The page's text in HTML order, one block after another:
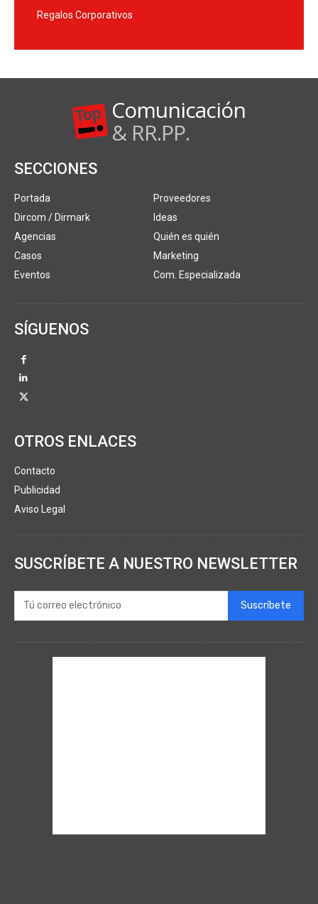
Regalos Corporativos
Comunicación
& RR.PP.
SECCIONES
Portada
Dircom / Dirmark
Agencias
Casos
Eventos
Proveedores
Ideas
Quién es quién
Marketing
Com. Especializada
SÍGUENOS
OTROS ENLACES
Contacto
Publicidad
Aviso Legal
SUSCRÍBETE A NUESTRO NEWSLETTER
Suscríbete